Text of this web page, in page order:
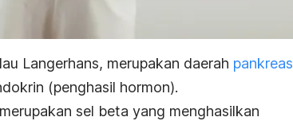
Langerhans, merupakan daerah pankreas
(penghasil hormon).
sel beta yang menghasilkan